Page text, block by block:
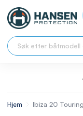
Hjem Ibiza 20